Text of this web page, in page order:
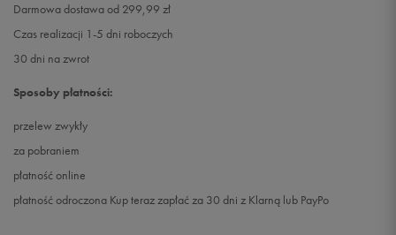
Darmowa dostawa od 299,99 zł
Czas realizacji 1-5 dni roboczych
30 dni na zwrot
Sposoby płatności:
przelew zwykły
za pobraniem
płatność online
płatność odroczona Kup teraz zapłać za 30 dni z Klarną lub PayPo